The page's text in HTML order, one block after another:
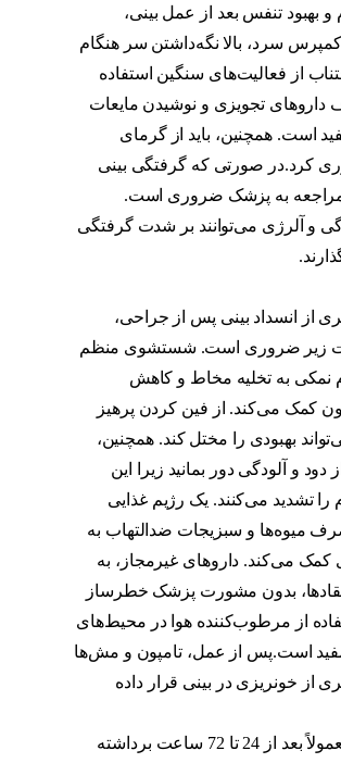
بهبود تنفس بعد از عمل بینی،
سرد، بالا نگه‌داشتن سر هنگام
از فعالیت‌های سنگین استفاده
تجویزی و نوشیدن مایعات
است. همچنین، باید از گرمای
کرد.در صورتی که گرفتگی بینی
مراجعه به پزشک ضروری است.
و آلرژی می‌توانند بر شدت گرفتگی
از انسداد بینی پس از جراحی،
زیر ضروری است. شستشوی منظم
نمکی به تخلیه مخاط و کاهش
کمک می‌کند. از فین کردن پرهیز
بهبودی را مختل کند. همچنین،
دود و آلودگی دور بمانید زیرا این
را تشدید می‌کنند. یک رژیم غذایی
میوه‌ها و سبزیجات ضدالتهاب به
کمک می‌کند. داروهای غیرمجاز، به
بدون مشورت پزشک خطرساز
از مرطوب‌کننده هوا در محیط‌های
است.پس از عمل، تامپون و مش‌ها
از خونریزی در بینی قرار داده
تامپون‌ها معمولاً بعد از 24 تا 72 ساعت برداشته